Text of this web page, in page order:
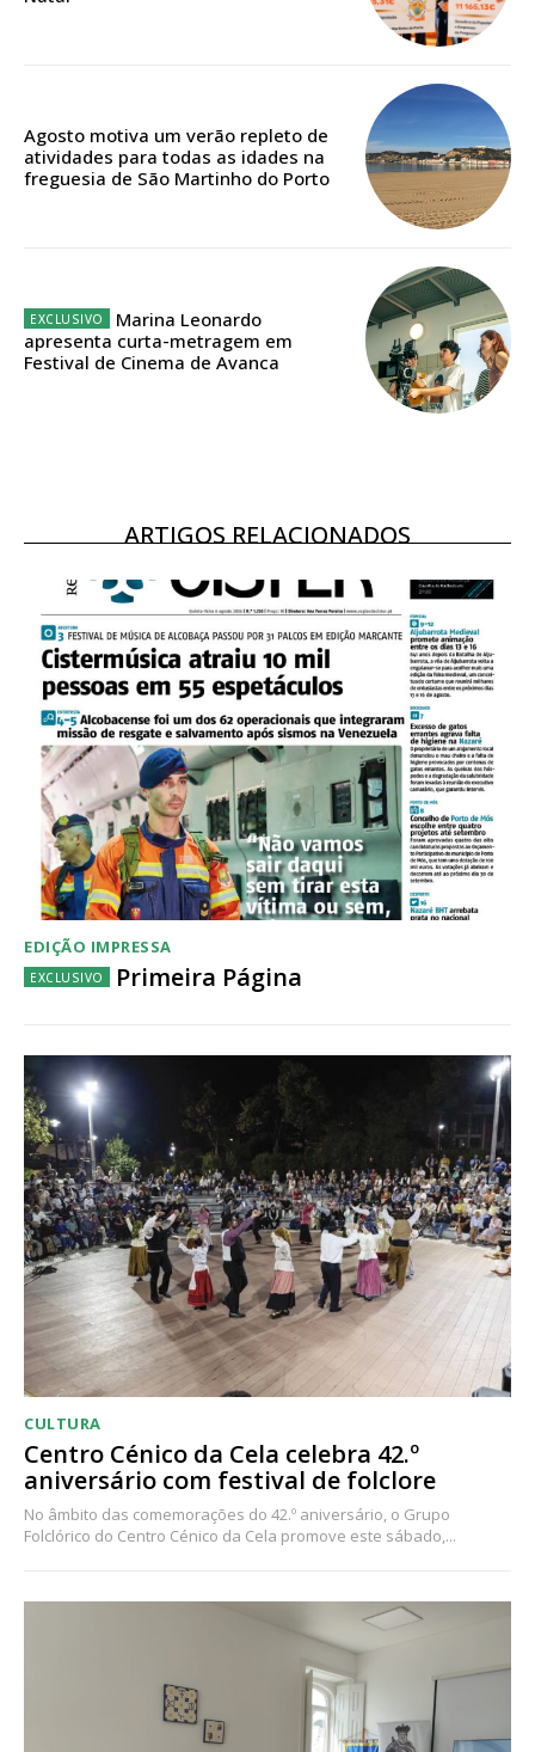
32€
12 meses
Edição em papel entregue à Quinta-feira em sua
casa
Acesso ao conteúdo online
Acesso aos conteúdos Exclusivos para
ASSINATURA
DIGITAL ANUAL
16€
12 meses
Acesso ao conteúdo online
Acesso aos conteúdos Exclusivos para
assinantes
Ofertas para assinatura anual
Agosto motiva um verão repleto de
atividades para todas as idades na
freguesia de São Martinho do Porto
Marina Leonardo
apresenta curta-metragem em
Festival de Cinema de Avanca
ARTIGOS RELACIONADOS
EDIÇÃO IMPRESSA
Primeira Página
CULTURA
Centro Cénico da Cela celebra 42.º
aniversário com festival de folclore
No âmbito das comemorações do 42.º aniversário, o Grupo
Folclórico do Centro Cénico da Cela promove este sábado,...